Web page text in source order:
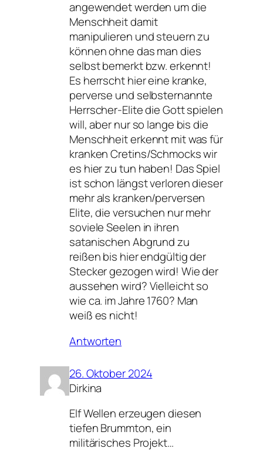
angewendet werden um die
Menschheit damit
manipulieren und steuern zu
können ohne das man dies
selbst bemerkt bzw. erkennt!
Es herrscht hier eine kranke,
perverse und selbsternannte
Herrscher-Elite die Gott spielen
will, aber nur so lange bis die
Menschheit erkennt mit was für
kranken Cretins/Schmocks wir
es hier zu tun haben! Das Spiel
ist schon längst verloren dieser
mehr als kranken/perversen
Elite, die versuchen nur mehr
soviele Seelen in ihren
satanischen Abgrund zu
reißen bis hier endgültig der
Stecker gezogen wird! Wie der
aussehen wird? Vielleicht so
wie ca. im Jahre 1760? Man
weiß es nicht!
Antworten
26. Oktober 2024
Dirkina
Elf Wellen erzeugen diesen
tiefen Brummton, ein
militärisches Projekt…